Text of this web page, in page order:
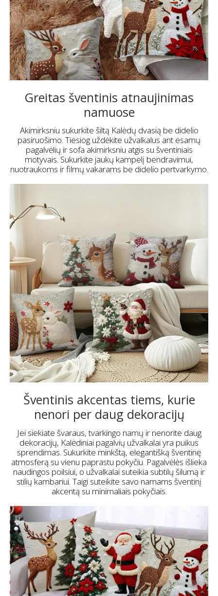
Greitas šventinis atnaujinimas
namuose
Akimirksniu sukurkite šiltą Kalėdų dvasią be didelio
pasiruošimo. Tiesiog uždėkite užvalkalus ant esamų
pagalvėlių ir sofa akimirksniu atgis su šventiniais
motyvais. Sukurkite jaukų kampelį bendravimui,
nuotraukoms ir filmų vakarams be didelio pertvarkymo.
Šventinis akcentas tiems, kurie
nenori per daug dekoracijų
Jei siekiate švaraus, tvarkingo namų ir nenorite daug
dekoracijų, Kalėdiniai pagalvių užvalkalai yra puikus
sprendimas. Sukurkite minkštą, elegantišką šventinę
atmosferą su vienu paprastu pokyčiu. Pagalvėlės išlieka
naudingos poilsiui, o užvalkalai suteikia subtilų šilumą ir
stilių kambariui. Taigi suteikite savo namams šventinį
akcentą su minimaliais pokyčiais.